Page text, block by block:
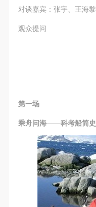
对谈嘉宾：张宇、王海
观众提问
第一场
乘舟问海——科考船简史
肖像权许可乙方作符
途。
院美术馆与时代同行
和观众进行良好互动
共教育活动，为美院
提供一个交流、学习
单位，其开展的公共
（3）、乙方为甲方拍
有公教活动。
肖像权许可乙方作符
途。
院美术馆与时代同行
和观众进行良好互动
共教育活动，为美院
提供一个交流、学习
单位，其开展的公共
（3）、乙方为甲方拍
有公教活动。
肖像权许可乙方作符
途。
院美术馆与时代同行
和观众进行良好互动
共教育活动，为美院
提供一个交流、学习
单位，其开展的公共
（3）、乙方为甲方拍
有公教活动。